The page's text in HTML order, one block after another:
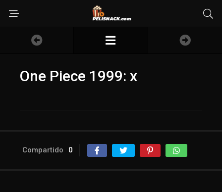
One Piece 1999: x
Compartido 0